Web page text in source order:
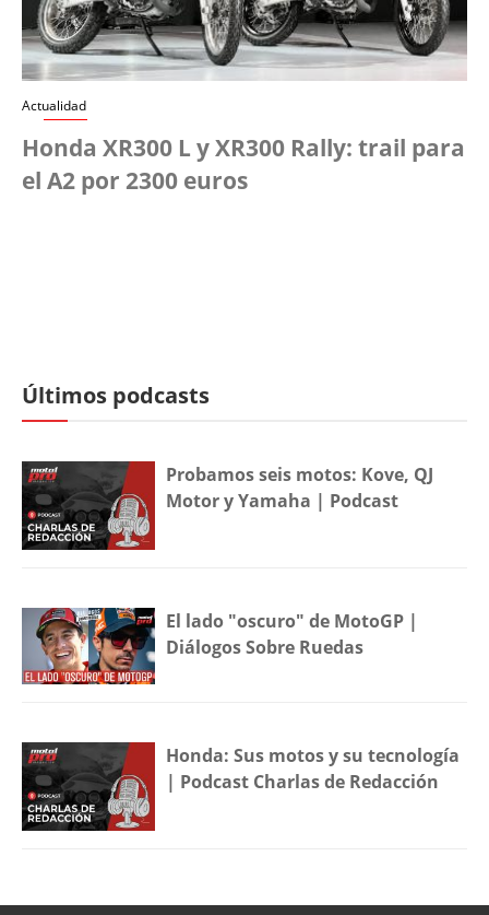
Actualidad
Honda XR300 L y XR300 Rally: trail para
el A2 por 2300 euros
Últimos podcasts
Probamos seis motos: Kove, QJ
Motor y Yamaha | Podcast
El lado "oscuro" de MotoGP |
Diálogos Sobre Ruedas
Honda: Sus motos y su tecnología
| Podcast Charlas de Redacción